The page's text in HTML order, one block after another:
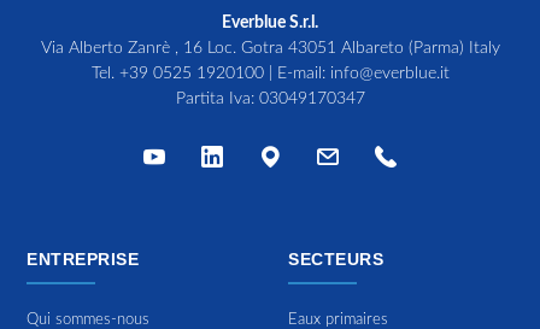
Everblue S.r.l.
Via Alberto Zanrè , 16 Loc. Gotra 43051 Albareto (Parma) Italy
Tel. +39 0525 1920100| E-mail: info@everblue.it
Partita Iva: 03049170347
ENTREPRISE
Qui sommes-nous
SECTEURS
Eaux primaires